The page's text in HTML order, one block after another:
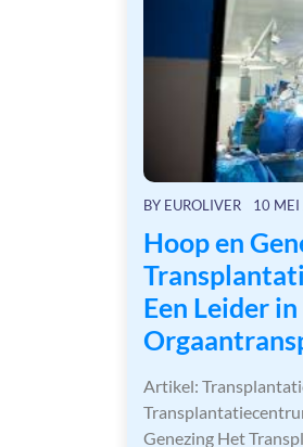
BY EUROLIVER 10
Hoop en
Een Leider in
Artikel:
Genezing Het